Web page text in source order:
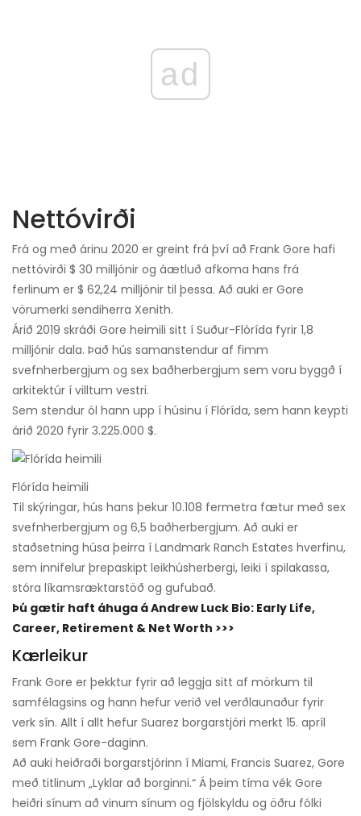
ad
Nettóvirði
Frá og með árinu 2020 er greint frá því að Frank Gore hafi
nettóvirði $ 30 milljónir og áætluð afkoma hans frá
ferlinum er $ 62,24 milljónir til þessa. Að auki er Gore
vörumerki sendiherra Xenith.
Árið 2019 skráði Gore heimili sitt í Suður-Flórída fyrir 1,8
milljónir dala. Það hús samanstendur af fimm
svefnherbergjum og sex baðherbergjum sem voru byggð í
arkitektúr í villtum vestri.
Sem stendur ól hann upp í húsinu í Flórída, sem hann keypti
árið 2020 fyrir 3.225.000 $.
Flórída heimili
Til skýringar, hús hans þekur 10.108 fermetra fætur með sex
svefnherbergjum og 6,5 baðherbergjum. Að auki er
staðsetning húsa þeirra í Landmark Ranch Estates hverfinu,
sem innifelur þrepaskipt leikhúsherbergi, leiki í spilakassa,
stóra líkamsræktarstöð og gufubað.
Þú gætir haft áhuga á Andrew Luck Bio: Early Life,
Career, Retirement & Net Worth >>>
Kærleikur
Frank Gore er þekktur fyrir að leggja sitt af mörkum til
samfélagsins og hann hefur verið vel verðlaunaður fyrir
verk sín. Allt í allt hefur Suarez borgarstjóri merkt 15. apríl
sem Frank Gore-daginn.
Að auki heiðraði borgarstjórinn í Miami, Francis Suarez, Gore
með titlinum „Lyklar að borginni.“ Á þeim tíma vék Gore
heiðri sínum að vinum sínum og fjölskyldu og öðru fólki